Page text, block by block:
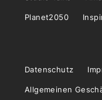
Planet2050
Datenschutz
Allgemeinen